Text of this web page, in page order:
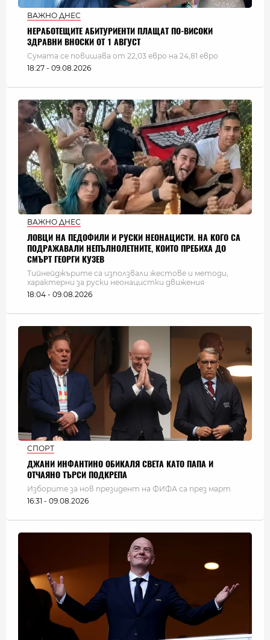
ВАЖНО ДНЕС
НЕРАБОТЕЩИТЕ АБИТУРИЕНТИ ПЛАЩАТ ПО-ВИСОКИ
ЗДРАВНИ ВНОСКИ ОТ 1 АВГУСТ
Сумата се повишава от 22,03 евро на 24,81 евро
18:27 - 09.08.2026
ВАЖНО ДНЕС
ЛОВЦИ НА ПЕДОФИЛИ И РУСКИ НЕОНАЦИСТИ. НА КОГО СА
ПОДРАЖАВАЛИ НЕПЪЛНОЛЕТНИТЕ, КОИТО ПРЕБИХА ДО
СМЪРТ ГЕОРГИ КУЗЕВ
Тийнейджърите са използвали жестове и методи,
характерни за руски неонацистки движения
18:04 - 09.08.2026
СПОРТ
ДЖАНИ ИНФАНТИНО ОБИКАЛЯ СВЕТА КАТО ПАПА И
ОТЧАЯНО ТЪРСИ ПОДКРЕПА
Изборите за нов президент на ФИФА са през март
16:31 - 09.08.2026